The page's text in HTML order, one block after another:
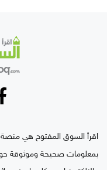
اقرأ السوق المفتوح هي منصة
بمعلومات صحيحة وموثوقة حول